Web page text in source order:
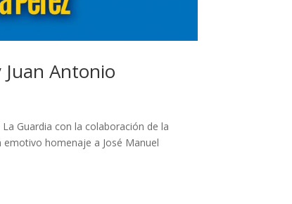
Antonio
Guardia con la colaboración de la
emotivo homenaje a José Manuel